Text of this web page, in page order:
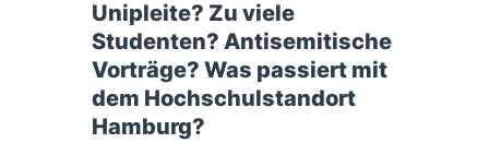
Unipleite? Zu viele
Studenten? Antisemitische
Vorträge? Was passiert mit
dem Hochschulstandort
Hamburg?